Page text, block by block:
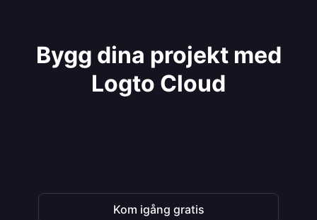
Bygg dina projekt med
Logto Cloud
Kom igång gratis